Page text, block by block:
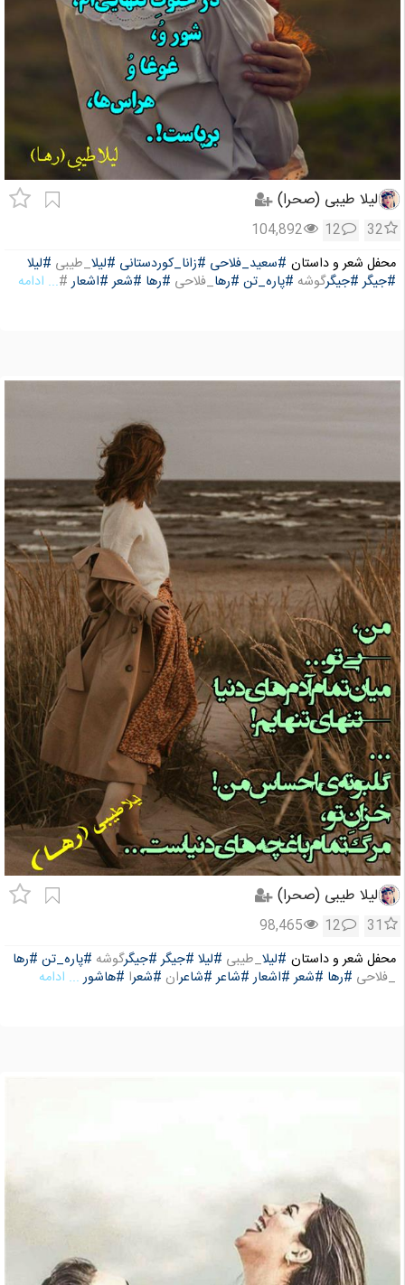
لیلا طیبی (صحرا)
32
12
104,892
محفل شعر و داستان #سعید_فلاحی #زانا_کوردستانی #لیلا_طیبی #لیلا
#جیگر #جیگرگوشه #پاره_تن #رها_فلاحی #رها #شعر #اشعار#... ادامه
لیلا طیبی (صحرا)
31
12
98,465
محفل شعر و داستان #لیلا_طیبی #لیلا #جیگر #جیگرگوشه #پاره_تن #رها
_فلاحی #رها #شعر #اشعار #شاعر #شاعران #شعرا #هاشور ... ادامه